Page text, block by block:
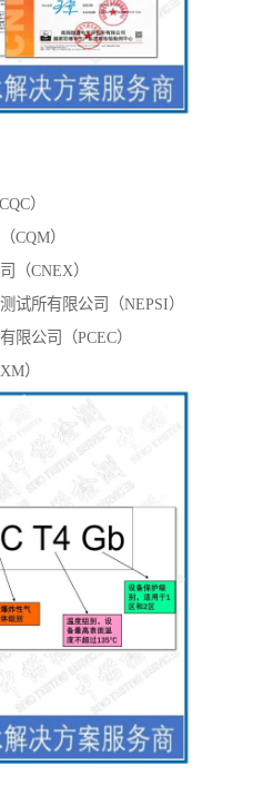
）
CQM）
（CNEX）
试所有限公司（NEPSI）
限公司（PCEC）
）